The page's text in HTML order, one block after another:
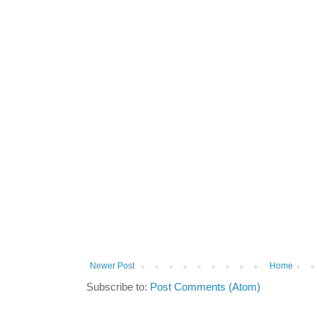
Newer Post Home
Subscribe to: Post Comments (Atom)